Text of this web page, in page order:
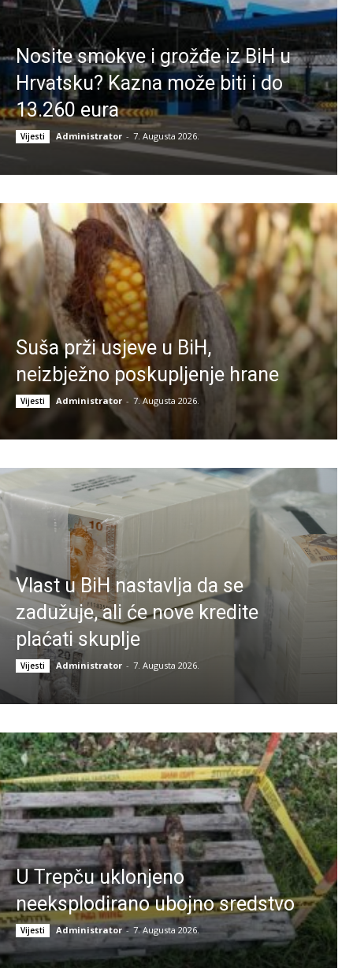
Nosite smokve i grožđe iz BiH u
Hrvatsku? Kazna može biti i do
13.260 eura
Vijesti Administrator - 7. Augusta 2026.
Suša prži usjeve u BiH,
neizbježno poskupljenje hrane
Vijesti Administrator - 7. Augusta 2026.
Vlast u BiH nastavlja da se
zadužuje, ali će nove kredite
plaćati skuplje
Vijesti Administrator - 7. Augusta 2026.
U Trepču uklonjeno
neeksplodirano ubojno sredstvo
Vijesti Administrator - 7. Augusta 2026.